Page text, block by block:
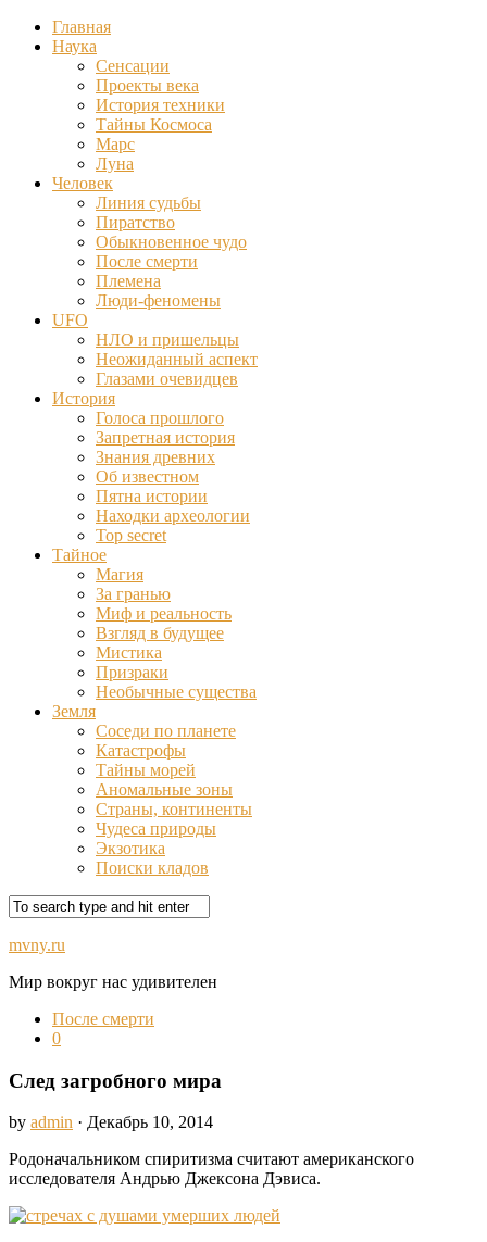
Главная
Наука
Сенсации
Проекты века
История техники
Тайны Космоса
Марс
Луна
Человек
Линия судьбы
Пиратство
Обыкновенное чудо
После смерти
Племена
Люди-феномены
UFO
НЛО и пришельцы
Неожиданный аспект
Глазами очевидцев
История
Голоса прошлого
Запретная история
Знания древних
Об известном
Пятна истории
Находки археологии
Top secret
Тайное
Магия
За гранью
Миф и реальность
Взгляд в будущее
Мистика
Призраки
Необычные существа
Земля
Соседи по планете
Катастрофы
Тайны морей
Аномальные зоны
Страны, континенты
Чудеса природы
Экзотика
Поиски кладов
mvny.ru
Мир вокруг нас удивителен
После смерти
0
След загробного мира
by admin · Декабрь 10, 2014
Родоначальником спиритизма считают американского
исследователя Андрью Джексона Дэвиса.